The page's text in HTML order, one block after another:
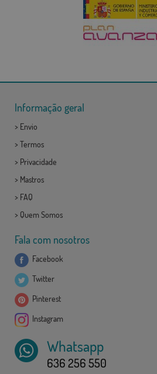
Informação geral
> Envio
> Termos
> Privacidade
> Mastros
> FAQ
> Quem Somos
Fala com nosotros
Facebook
Twitter
Pinterest
Instagram
Whatsapp
636 256 550